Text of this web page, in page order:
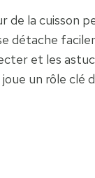
de la cuisson
détache
et les
un rôle clé